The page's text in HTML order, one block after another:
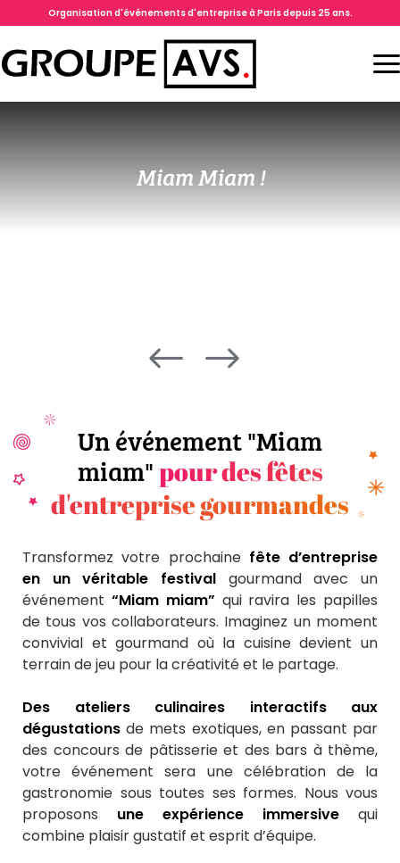
Organisation d'événements d'entreprise à Paris depuis 25 ans.
Miam Miam !
Un événement "Miam
miam"pour des fêtes
d'entreprise gourmandes
Transformez votre prochaine fête d’entreprise
en un véritable festival gourmand avec un
événement “Miam miam” qui ravira les papilles
de tous vos collaborateurs. Imaginez un moment
convivial et gourmand où la cuisine devient un
terrain de jeu pour la créativité et le partage.
Des ateliers culinaires interactifs aux
dégustations de mets exotiques, en passant par
des concours de pâtisserie et des bars à thème,
votre événement sera une célébration de la
gastronomie sous toutes ses formes. Nous vous
proposons une expérience immersive qui
combine plaisir gustatif et esprit d’équipe.